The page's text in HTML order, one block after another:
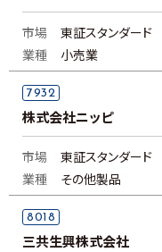
市場
東証スタンダード
業種
小売業
7932
株式会社ニッピ
市場
東証スタンダード
業種
その他製品
8018
三共生興株式会社